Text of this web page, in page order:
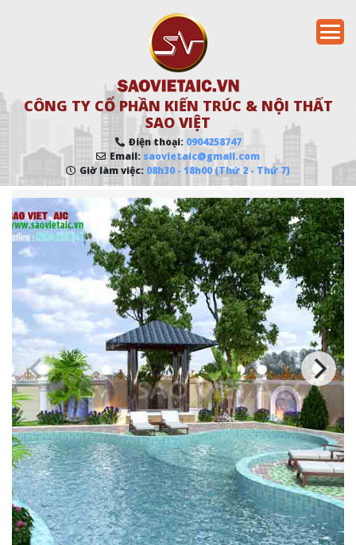
CÔNG TY CỔ PHẦN KIẾN TRÚC & NỘI THẤT
SAO VIỆT
Điện thoại: 0904258747
Email: saovietaic@gmail.com
Giờ làm việc: 08h30 - 18h00 (Thứ 2 - Thứ 7)